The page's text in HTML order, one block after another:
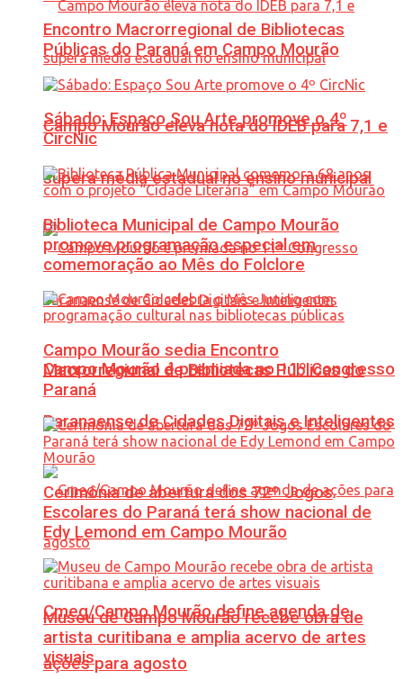
Campo Mourão eleva nota do IDEB para 7,1 e
supera média estadual no ensino municipal
Campo Mourão é premiada no 11º Congresso
Paranaense de Cidades Digitais e Inteligentes
Cmeg/Campo Mourão define agenda de
ações para agosto
Encontro Macrorregional de Bibliotecas
Públicas do Paraná em Campo Mourão
Sábado: Espaço Sou Arte promove o 4º
CircNic
Biblioteca Municipal de Campo Mourão
promove programação especial em
comemoração ao Mês do Folclore
Campo Mourão sedia Encontro
Macrorregional de Bibliotecas Públicas do
Paraná
Cerimônia de abertura dos 72º Jogos
Escolares do Paraná terá show nacional de
Edy Lemond em Campo Mourão
Museu de Campo Mourão recebe obra de
artista curitibana e amplia acervo de artes
visuais